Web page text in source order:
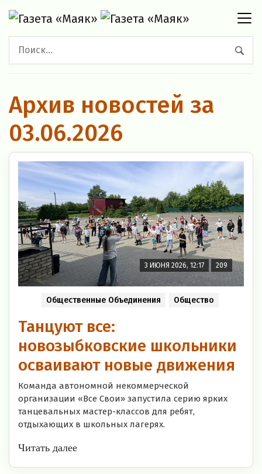
Архив новостей за
03.06.2026
3 ИЮНЯ 2026, 12:17 209
Общественные Объединения Общество
Танцуют все:
новозыбковские школьники
осваивают новые движения
Команда автономной некоммерческой
организации «Все Свои» запустила серию ярких
танцевальных мастер-классов для ребят,
отдыхающих в школьных лагерях.
Читать далее